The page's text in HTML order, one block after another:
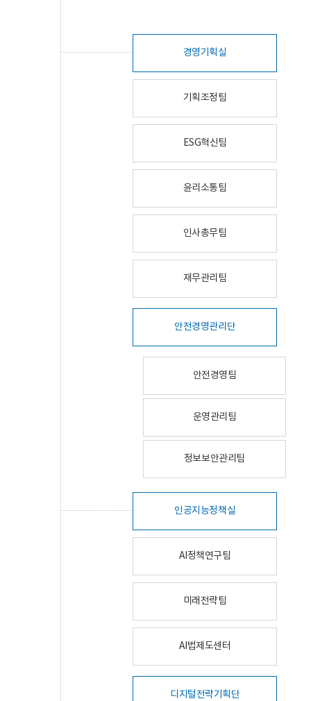
경영기획실
기획조정팀
ESG혁신팀
윤리소통팀
인사총무팀
재무관리팀
안전경영관리단
안전경영팀
운영관리팀
정보보안관리팀
인공지능정책실
AI정책연구팀
미래전략팀
AI법제도센터
디지털전략기획단